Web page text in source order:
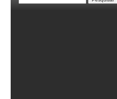
por: